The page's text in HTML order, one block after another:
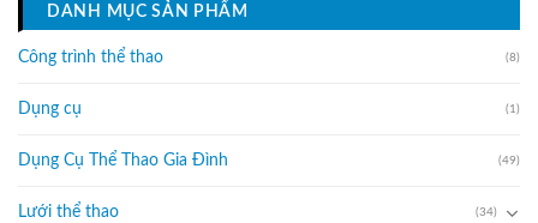
DANH MỤC SẢN PHẨM
Công trình thể thao (8)
Dụng cụ (1)
Dụng Cụ Thể Thao Gia Đình (49)
Lưới thể thao (34)